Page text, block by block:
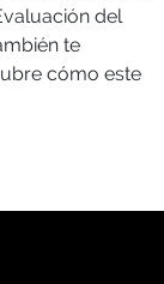
del
te
cómo este